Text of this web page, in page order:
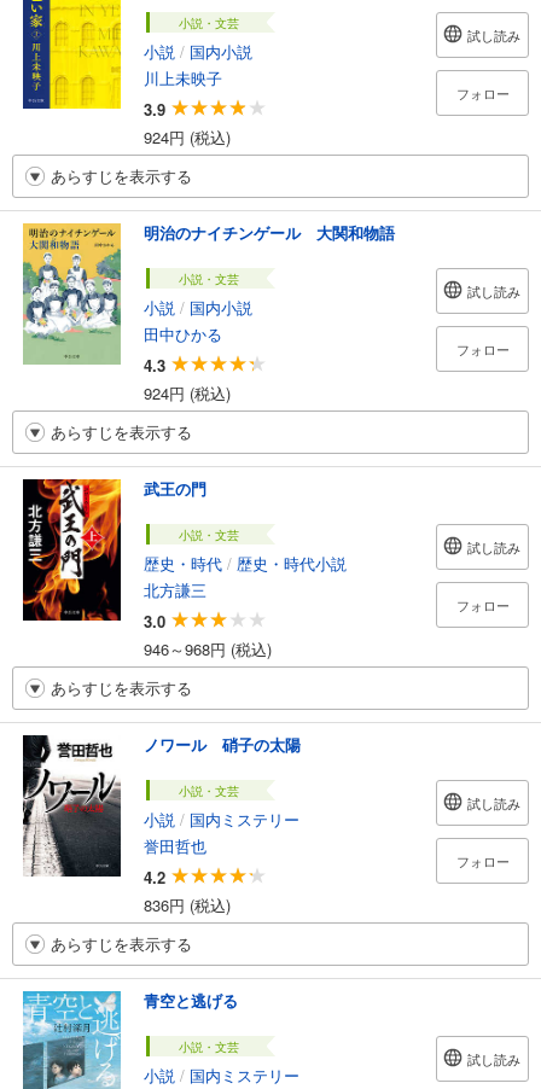
小説・文芸
小説 / 国内小説
川上未映子
3.9
924円 (税込)
試し読み
フォロー
あらすじを表示する
明治のナイチンゲール 大関和物語
小説・文芸
小説 / 国内小説
田中ひかる
4.3
924円 (税込)
試し読み
フォロー
あらすじを表示する
武王の門
小説・文芸
歴史・時代 / 歴史・時代小説
北方謙三
3.0
946～968円 (税込)
試し読み
フォロー
あらすじを表示する
ノワール 硝子の太陽
小説・文芸
小説 / 国内ミステリー
誉田哲也
4.2
836円 (税込)
試し読み
フォロー
あらすじを表示する
青空と逃げる
小説・文芸
小説 / 国内ミステリー
試し読み